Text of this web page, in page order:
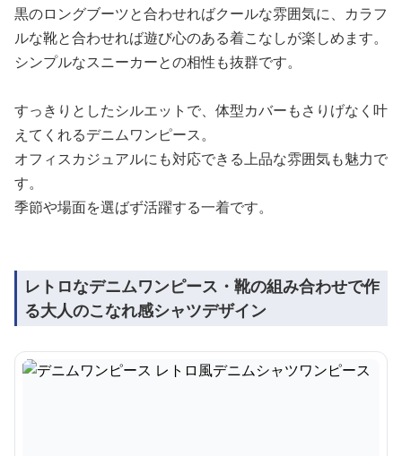
黒のロングブーツと合わせればクールな雰囲気に、カラフ
ルな靴と合わせれば遊び心のある着こなしが楽しめます。
シンプルなスニーカーとの相性も抜群です。
すっきりとしたシルエットで、体型カバーもさりげなく叶
えてくれるデニムワンピース。
オフィスカジュアルにも対応できる上品な雰囲気も魅力で
す。
季節や場面を選ばず活躍する一着です。
レトロなデニムワンピース・靴の組み合わせで作
る大人のこなれ感シャツデザイン